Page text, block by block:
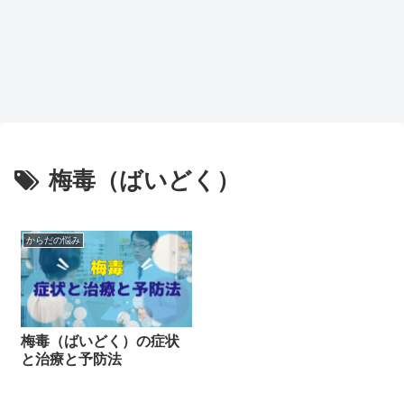
梅毒（ばいどく）
からだの悩み
梅毒（ばいどく）の症状
と治療と予防法